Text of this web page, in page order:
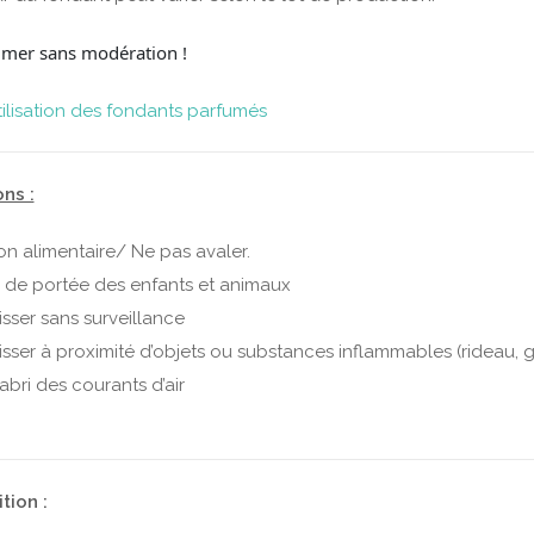
sans modération !
des fondants parfumés
:
alimentaire/ Ne pas avaler.
de portée des enfants et animaux
sans surveillance
à proximité d’objets ou substances inflammables (rideau,
des courants d’air
: